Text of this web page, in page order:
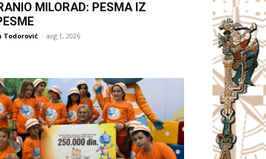
MILORAD: PESMA IZ
Todorović - avg 1, 2026